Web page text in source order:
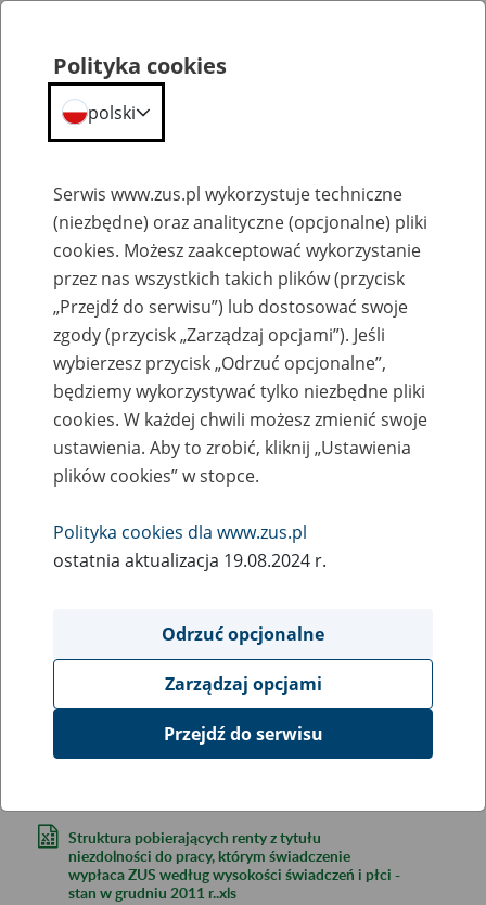
Statystyczny
ZUS
Wyniki wyszukiwania
Kategoria
Szukaj
SZUKAJ
Szukana fraza:
Szukana kategoria:
Wyniki:
Struktura pobierających renty z tytułu
niezdolności do pracy, którym świadczenie
wypłaca ZUS według wysokości świadczeń i płci -
stan w grudniu 2011 r..xls
Polityka cookies
polski
Serwis www.zus.pl wykorzystuje techniczne
(niezbędne) oraz analityczne (opcjonalne) pliki
cookies. Możesz zaakceptować wykorzystanie
przez nas wszystkich takich plików (przycisk
„Przejdź do serwisu”) lub dostosować swoje
zgody (przycisk „Zarządzaj opcjami”). Jeśli
wybierzesz przycisk „Odrzuć opcjonalne”,
będziemy wykorzystywać tylko niezbędne pliki
cookies. W każdej chwili możesz zmienić swoje
ustawienia. Aby to zrobić, kliknij „Ustawienia
plików cookies” w stopce.
Polityka cookies dla www.zus.pl
ostatnia aktualizacja 19.08.2024 r.
Odrzuć opcjonalne
Zarządzaj opcjami
Przejdź do serwisu